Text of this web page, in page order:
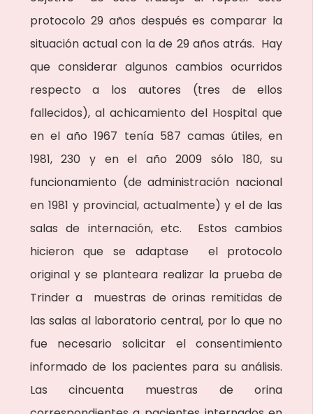
protocolo 29 años después es comparar la
situación actual con la de 29 años atrás. Hay
que considerar algunos cambios ocurridos
respecto a los autores (tres de ellos
fallecidos), al achicamiento del Hospital que
en el año 1967 tenía 587 camas útiles, en
1981, 230 y en el año 2009 sólo 180, su
funcionamiento (de administración nacional
en 1981 y provincial, actualmente) y el de las
salas de internación, etc. Estos cambios
hicieron que se adaptase el protocolo
original y se planteara realizar la prueba de
Trinder a muestras de orinas remitidas de
las salas al laboratorio central, por lo que no
fue necesario solicitar el consentimiento
informado de los pacientes para su análisis.
Las cincuenta muestras de orina